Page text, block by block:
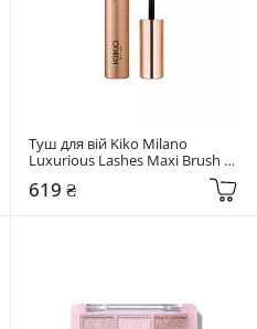
Туш для вій Kiko Milano
Luxurious Lashes Maxi Brush
619 ₴